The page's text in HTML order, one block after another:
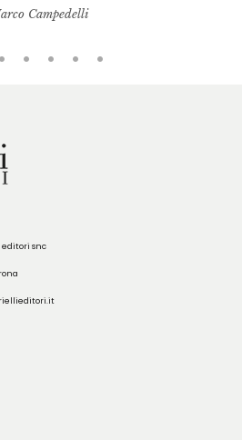
Campedelli
editori snc